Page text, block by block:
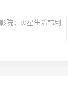
院；火星生活韩剧